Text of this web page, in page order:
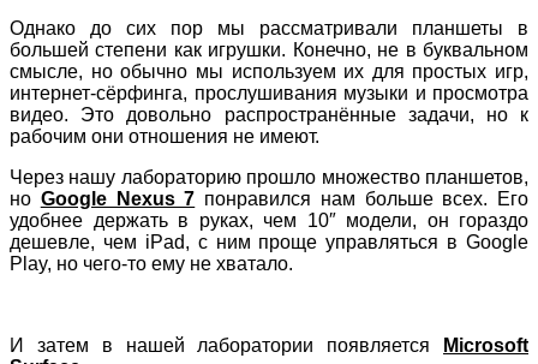
Однако до сих пор мы рассматривали планшеты в
большей степени как игрушки. Конечно, не в буквальном
смысле, но обычно мы используем их для простых игр,
интернет-сёрфинга, прослушивания музыки и просмотра
видео. Это довольно распространённые задачи, но к
рабочим они отношения не имеют.
Через нашу лабораторию прошло множество планшетов,
но Google Nexus 7 понравился нам больше всех. Его
удобнее держать в руках, чем 10″ модели, он гораздо
дешевле, чем iPad, с ним проще управляться в Google
Play, но чего-то ему не хватало.
И затем в нашей лаборатории появляется
Microsoft